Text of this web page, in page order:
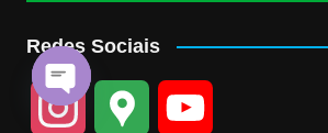
Redes Sociais
O